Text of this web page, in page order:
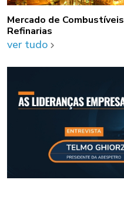
Mercado de Combustíveis
Refinarias
ver tudo